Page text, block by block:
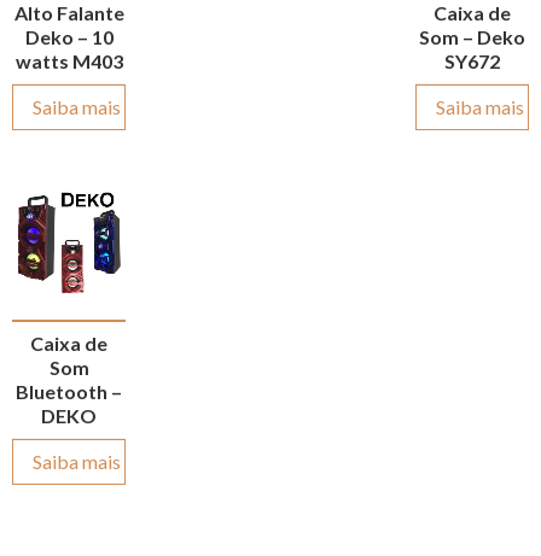
Alto Falante
Deko – 10
watts M403
Saiba mais
Caixa de
Som – Deko
SY672
Saiba mais
Caixa de
Som
Bluetooth –
DEKO
Saiba mais